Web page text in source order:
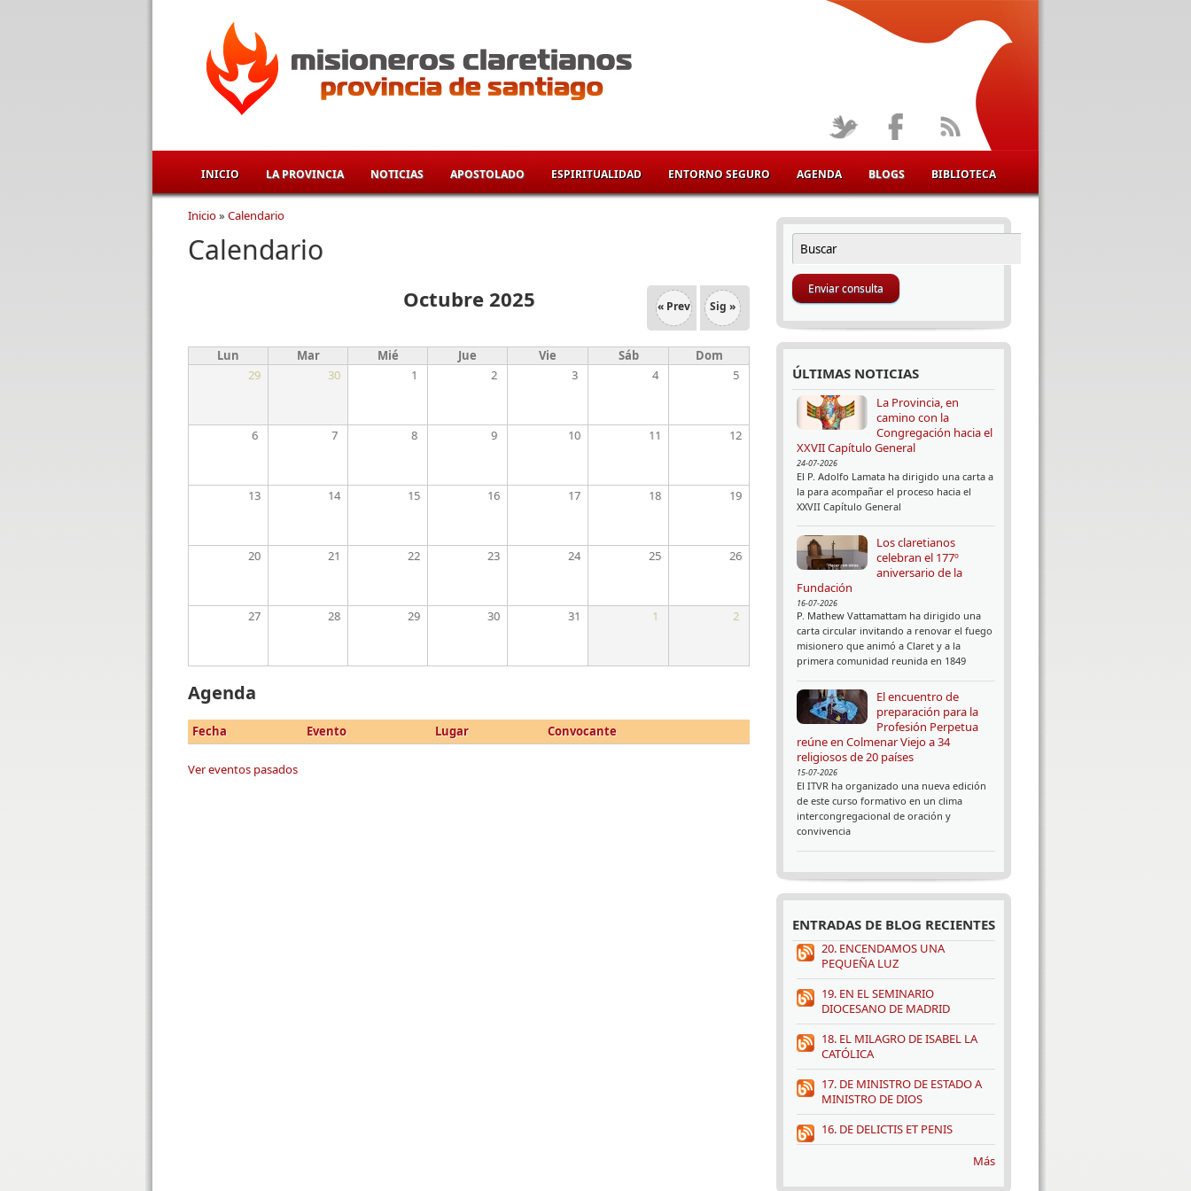
INICIO LA PROVINCIA NOTICIAS APOSTOLADO ESPIRITUALIDAD ENTORNO SEGURO AGENDA BLOGS BIBLIOTECA
Se encuentra usted aquí
Inicio» Calendario
Calendario
Octubre 2025 « Prev Sig »
Lun Mar Mié Jue Vie Sáb
Dom
29
30 1 2 3 4 5
6 7 8 9 10 11 12
13 14 15 16 17 18 19
20 21 22 23 24 25 26
27 28 29 30 31 1 2
Agenda
Fecha Evento Lugar Convocante
Ver eventos pasados
FORMULARIO DE BÚSQUEDA
Buscar
ÚLTIMAS NOTICIAS
La Provincia, en
camino con la
Congregación hacia el
XXVII Capítulo General
24-07-2026
El P. Adolfo Lamata ha dirigido una carta a
la para acompañar el proceso hacia el
XXVII Capítulo General
Los claretianos
celebran el 177º
aniversario de la
Fundación
16-07-2026
P. Mathew Vattamattam ha dirigido una
carta circular invitando a renovar el fuego
misionero que animó a Claret y a la
primera comunidad reunida en 1849
El encuentro de
preparación para la
Profesión Perpetua
reúne en Colmenar Viejo a 34
religiosos de 20 países
15-07-2026
El ITVR ha organizado una nueva edición
de este curso formativo en un clima
intercongregacional de oración y
convivencia
ENTRADAS DE BLOG RECIENTES
20. ENCENDAMOS UNA
PEQUEÑA LUZ
19. EN EL SEMINARIO
DIOCESANO DE MADRID
18. EL MILAGRO DE ISABEL LA
CATÓLICA
17. DE MINISTRO DE ESTADO A
MINISTRO DE DIOS
16. DE DELICTIS ET PENIS
Más